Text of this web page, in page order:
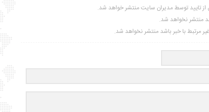
تایید توسط مدیران سایت منتشر خواهد شد.
منتشر نخواهد شد.
مرتبط با خبر باشد منتشر نخواهد شد.